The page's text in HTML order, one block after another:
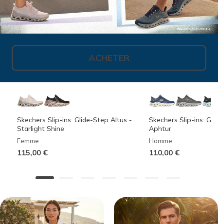
ACHETER
Skechers Slip-ins: Glide-Step Altus -
Starlight Shine
Femme
115,00 €
Skechers Slip-ins:
Aphtur
Homme
110,00 €